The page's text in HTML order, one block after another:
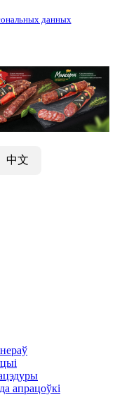
данных
中文
апрацоўкі